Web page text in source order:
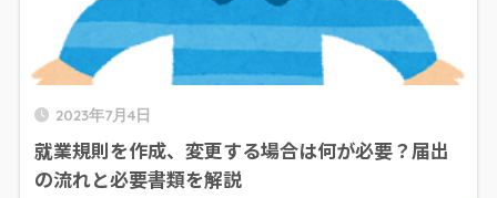
2023年7月4日
就業規則を作成、変更する場合は何が必要？届出
の流れと必要書類を解説